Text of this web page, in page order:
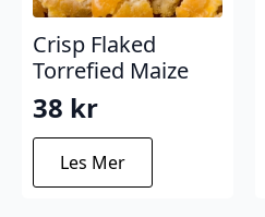
Crisp Flaked
Torrefied Maize
38 kr
Les Mer